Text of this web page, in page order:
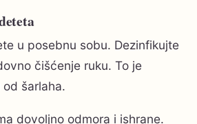
u posebnu sobu. Dezinfikujte
čišćenje ruku. To je
šarlaha.
dovoljno odmora i ishrane.